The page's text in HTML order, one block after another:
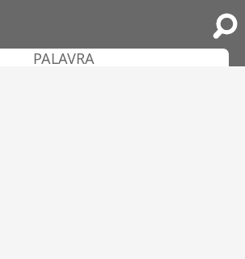
PALAVRA